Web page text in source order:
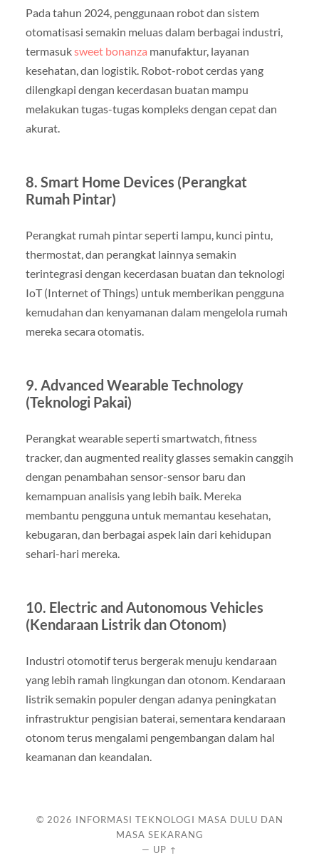
Pada tahun 2024, penggunaan robot dan sistem
otomatisasi semakin meluas dalam berbagai industri,
termasuksweet bonanza manufaktur, layanan
kesehatan, dan logistik. Robot-robot cerdas yang
dilengkapi dengan kecerdasan buatan mampu
melakukan tugas-tugas kompleks dengan cepat dan
akurat.
8. Smart Home Devices (Perangkat
Rumah Pintar)
Perangkat rumah pintar seperti lampu, kunci pintu,
thermostat, dan perangkat lainnya semakin
terintegrasi dengan kecerdasan buatan dan teknologi
IoT (Internet of Things) untuk memberikan pengguna
kemudahan dan kenyamanan dalam mengelola rumah
mereka secara otomatis.
9. Advanced Wearable Technology
(Teknologi Pakai)
Perangkat wearable seperti smartwatch, fitness
tracker, dan augmented reality glasses semakin canggih
dengan penambahan sensor-sensor baru dan
kemampuan analisis yang lebih baik. Mereka
membantu pengguna untuk memantau kesehatan,
kebugaran, dan berbagai aspek lain dari kehidupan
sehari-hari mereka.
10. Electric and Autonomous Vehicles
(Kendaraan Listrik dan Otonom)
Industri otomotif terus bergerak menuju kendaraan
yang lebih ramah lingkungan dan otonom. Kendaraan
listrik semakin populer dengan adanya peningkatan
infrastruktur pengisian baterai, sementara kendaraan
otonom terus mengalami pengembangan dalam hal
keamanan dan keandalan.
© 2026 INFORMASI TEKNOLOGI MASA DULU DAN
MASA SEKARANG
— UP ↑